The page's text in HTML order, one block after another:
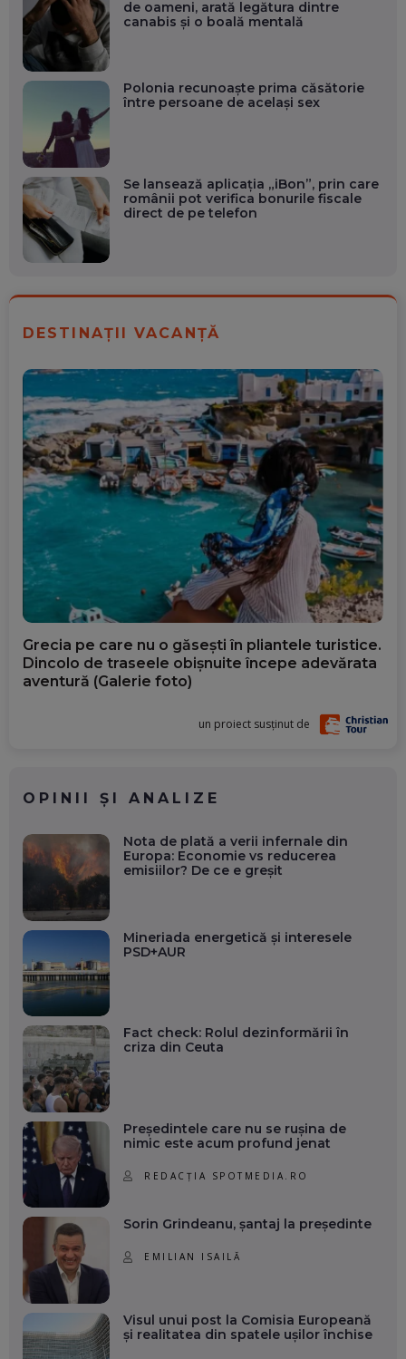
de oameni, arată legătura dintre
canabis și o boală mentală
Polonia recunoaște prima căsătorie
între persoane de același sex
Se lansează aplicația „iBon”, prin care
românii pot verifica bonurile fiscale
direct de pe telefon
DESTINAȚII VACANȚĂ
Grecia pe care nu o găsești în pliantele turistice.
Dincolo de traseele obișnuite începe adevărata
aventură (Galerie foto)
un proiect susținut de
OPINII ȘI ANALIZE
Nota de plată a verii infernale din
Europa: Economie vs reducerea
emisiilor? De ce e greșit
Mineriada energetică și interesele
PSD+AUR
Fact check: Rolul dezinformării în
criza din Ceuta
Președintele care nu se rușina de
nimic este acum profund jenat
REDACȚIA SPOTMEDIA.RO
Sorin Grindeanu, șantaj la președinte
EMILIAN ISAILĂ
Visul unui post la Comisia Europeană
și realitatea din spatele ușilor închise